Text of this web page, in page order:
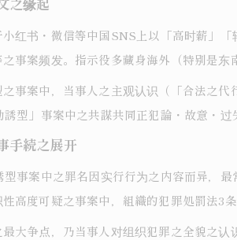
红书・微信等中国SNS上以「高时薪」
事案频发。指示役多藏身海外（特别是东
之事案中，当事人之主观认识（「合法之
誘型」事案中之共謀共同正犯論・故意・过
手続之展开
型事案中之罪名因实行行为之内容而异，
高度可疑之事案中，組織的犯罪処罰法3条
大争点，乃当事人对组织犯罪之全貌之